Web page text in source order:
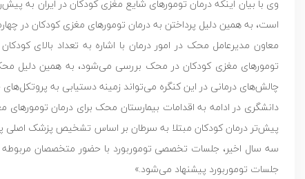
وی با بیان اینکه درمان تومورهای شایع مغزی کودکان در ایران به
است، به همین دلیل پرداختن به درمان تومورهای مغزی کودکان در
معاون مدیرعامل محک در امور درمان با اشاره به تعداد بالای
تومورهای مغزی کودکان در محک بررسی می‌شود، به همین دلیل
چالش‌های درمانی در این کنگره می‌تواند زمینه دستیابی به پروتکل‌های
دانشگری در ادامه به اقدامات بیمارستان محک برای درمان
پیش‌تر درمان کودکان مبتلا به سرطان بر اساس تشخیص پزشک
سه سال اخیر، جلسات تخصصی توموربورد با حضور متخصصان مربوطه
جلسات توموربورد پیشنهاد می‌شود.»